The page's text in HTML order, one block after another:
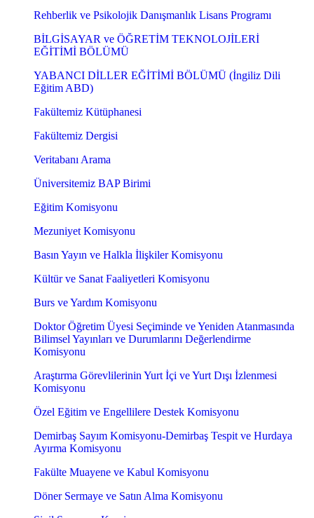
Rehberlik ve Psikolojik Danışmanlık Lisans Programı
BİLGİSAYAR ve ÖĞRETİM TEKNOLOJİLERİ
EĞİTİMİ BÖLÜMÜ
YABANCI DİLLER EĞİTİMİ BÖLÜMÜ (İngiliz Dili
Eğitim ABD)
Fakültemiz Kütüphanesi
Fakültemiz Dergisi
Veritabanı Arama
Üniversitemiz BAP Birimi
Eğitim Komisyonu
Mezuniyet Komisyonu
Basın Yayın ve Halkla İlişkiler Komisyonu
Kültür ve Sanat Faaliyetleri Komisyonu
Burs ve Yardım Komisyonu
Doktor Öğretim Üyesi Seçiminde ve Yeniden Atanmasında
Bilimsel Yayınları ve Durumlarını Değerlendirme
Komisyonu
Araştırma Görevlilerinin Yurt İçi ve Yurt Dışı İzlenmesi
Komisyonu
Özel Eğitim ve Engellilere Destek Komisyonu
Demirbaş Sayım Komisyonu-Demirbaş Tespit ve Hurdaya
Ayırma Komisyonu
Fakülte Muayene ve Kabul Komisyonu
Döner Sermaye ve Satın Alma Komisyonu